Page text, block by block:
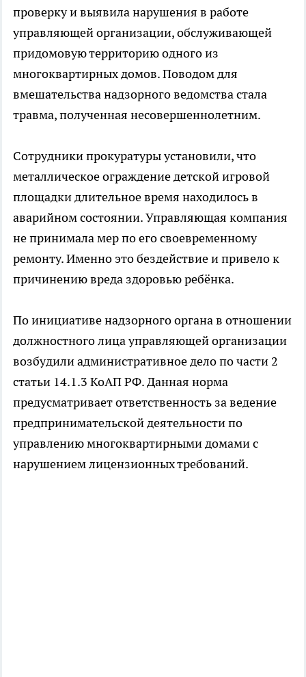
проверку и выявила нарушения в работе
управляющей организации, обслуживающей
придомовую территорию одного из
многоквартирных домов. Поводом для
вмешательства надзорного ведомства стала
травма, полученная несовершеннолетним.
Сотрудники прокуратуры установили, что
металлическое ограждение детской игровой
площадки длительное время находилось в
аварийном состоянии. Управляющая компания
не принимала мер по его своевременному
ремонту. Именно это бездействие и привело к
причинению вреда здоровью ребёнка.
По инициативе надзорного органа в отношении
должностного лица управляющей организации
возбудили административное дело по части 2
статьи 14.1.3 КоАП РФ. Данная норма
предусматривает ответственность за ведение
предпринимательской деятельности по
управлению многоквартирными домами с
нарушением лицензионных требований.